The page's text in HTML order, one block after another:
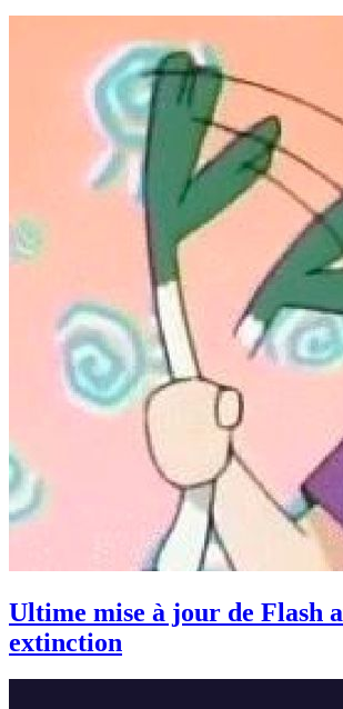
Ultime mise à jour de Flash
extinction